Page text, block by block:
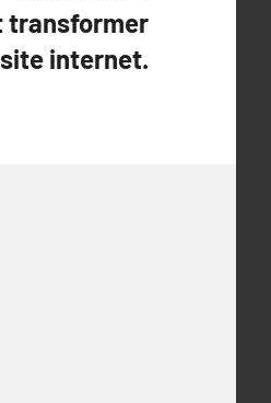
transformer
internet.